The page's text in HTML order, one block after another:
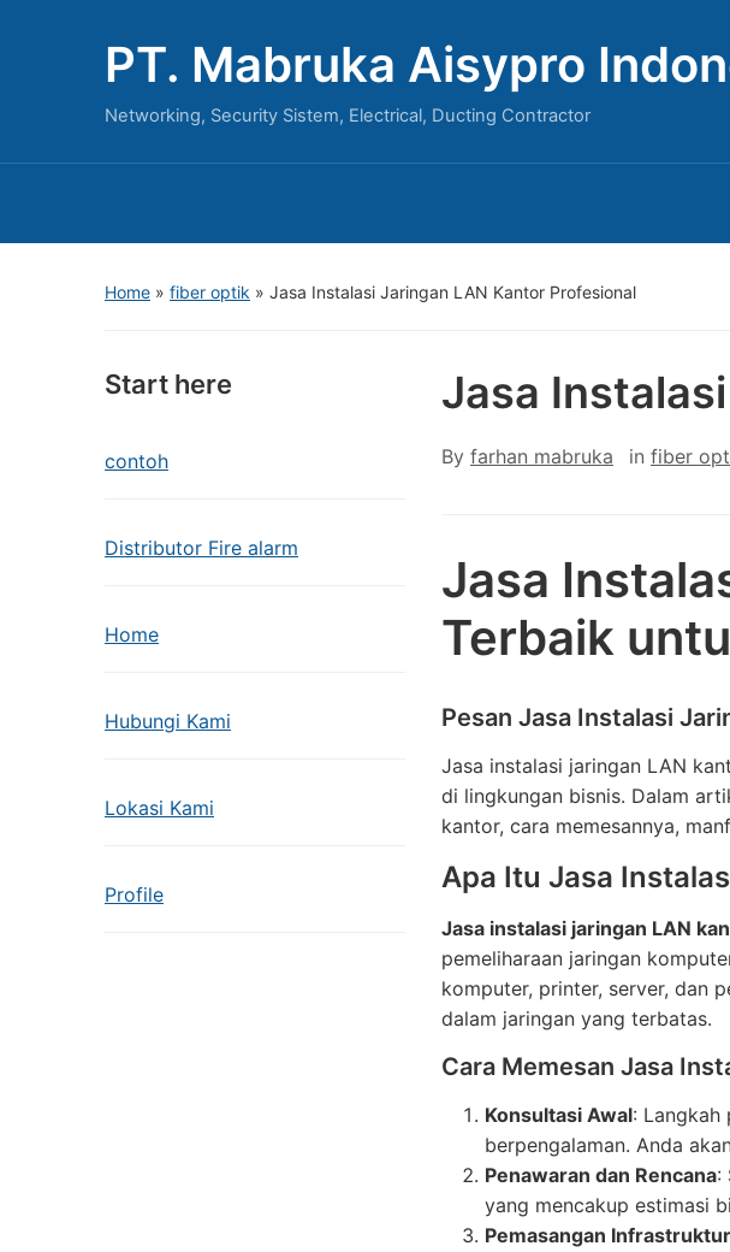
PT. Mabruka Aisypro
Networking, Security Sistem, Electrical, Ducting Contractor
Home » fiber optik » Jasa Instalasi Jaringan LAN Kantor Profesional
Start here
contoh
Distributor Fire alarm
Home
Hubungi Kami
Lokasi Kami
Profile
Jasa
By farhan mabruka in fiber
Jasa
Terbaik
Pesan Jasa Instalasi
Jasa instalasi jaringan LAN
di lingkungan bisnis. Dalam
kantor, cara memesannya,
Apa Itu Jasa
Jasa instalasi jaringan LAN
pemeliharaan jaringan
komputer, printer, server, dan
dalam jaringan yang terbatas.
Cara Memesan Jasa
Konsultasi Awal: Langkah
berpengalaman. Anda
Penawaran dan Rencana:
yang mencakup estimasi
Pemasangan Infrastruktur